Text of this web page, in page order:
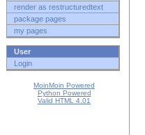
render as restructuredtext
package pages
my pages
User
Login
MoinMoin Powered
Python Powered
Valid HTML 4.01